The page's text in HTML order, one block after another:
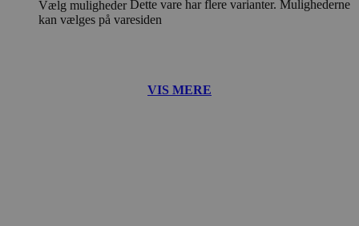
Vælg muligheder Dette vare har flere varianter. Mulighederne
kan vælges på varesiden